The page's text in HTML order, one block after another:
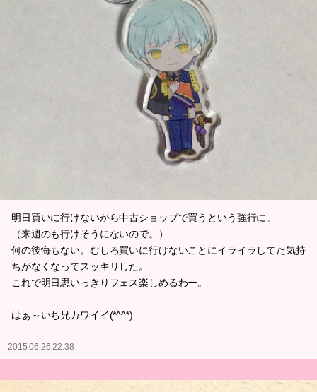
明日買いに行けないから中古ショップで買うという強行に。
（来週のも行けそうにないので。）
何の後悔もない。むしろ買いに行けないことにイライラしてた気持
ちがなくなってスッキリした。
これで明日思いっきりフェス楽しめるわー。
はぁ～いち兄カワイイ(*^^*)
2015.06.26 22:38